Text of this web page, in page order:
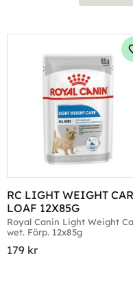
RC LIGHT WEIGHT
LOAF 12X85G
Royal Canin Light Weight
wet. Förp. 12x85g
179 kr